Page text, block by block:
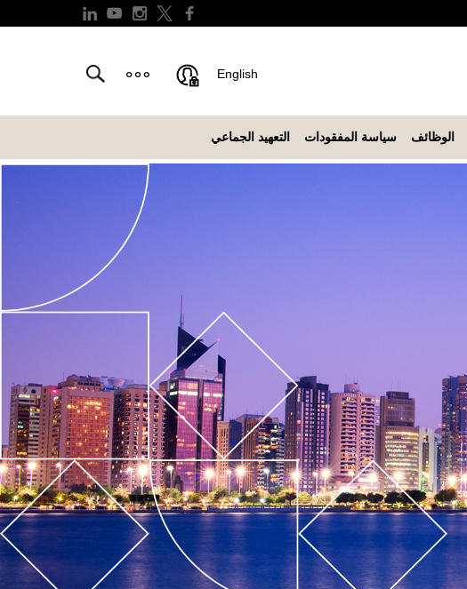
English
الوظائف سياسة المفقودات التعهيد الجماعي